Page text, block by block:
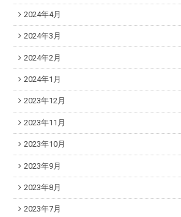
2024年4月
2024年3月
2024年2月
2024年1月
2023年12月
2023年11月
2023年10月
2023年9月
2023年8月
2023年7月